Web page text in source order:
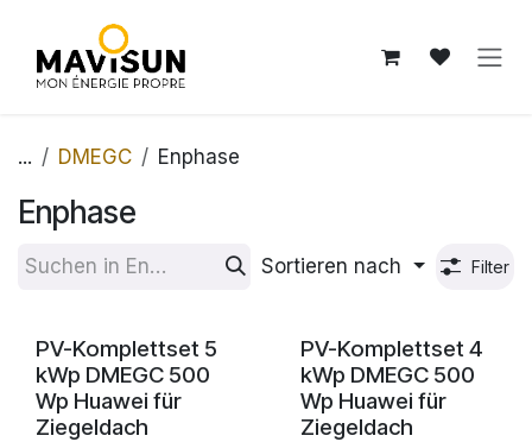
... DMEGC Enphase
Enphase
Sortieren nach Filter
PV-Komplettset 5
kWp DMEGC 500
Wp Huawei für
Ziegeldach
PV-Komplettset 4
kWp DMEGC 500
Wp Huawei für
Ziegeldach